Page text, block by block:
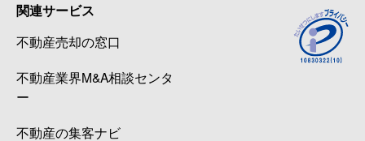
関連サービス
不動産売却の窓口
不動産業界M&A相談センタ
ー
不動産の集客ナビ